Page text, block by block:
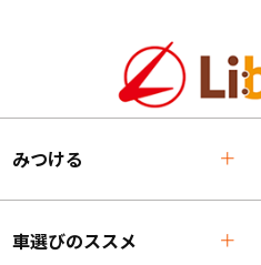
みつける
車選びのススメ